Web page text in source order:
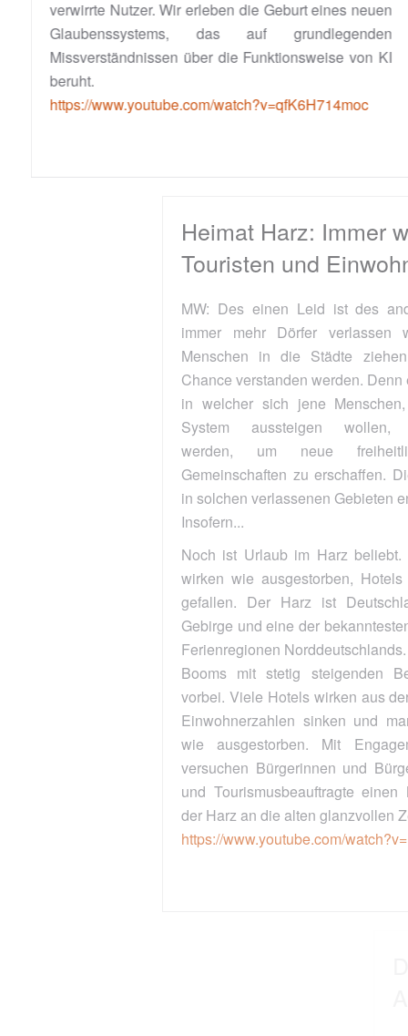
verwirrte Nutzer. Wir erleben die Geburt eines neuen
Glaubenssystems, das auf grundlegenden
Missverständnissen über die Funktionsweise von KI
beruht.
https://www.youtube.com/watch?v=qfK6H714moc
Heimat Harz: Immer weniger
Touristen und Einwohner
MW: Des einen Leid ist des andren Freud! Dass
immer mehr Dörfer verlassen werden, weil die
Menschen in die Städte ziehen, kann auch als
Chance verstanden werden. Denn es kommt die Zeit,
in welcher sich jene Menschen, die aus diesem
System aussteigen wollen, zusammenfinden
werden, um neue freiheitlich organisierte
Gemeinschaften zu erschaffen. Diese können dann
in solchen verlassenen Gebieten entstehen...
Noch ist Urlaub im Harz beliebt. Doch einige Orte
wirken wie ausgestorben, Hotels wie aus der Zeit
gefallen. Der Harz ist Deutschlands nördlichstes
Gebirge und eine der bekanntesten und beliebtesten
Ferienregionen Norddeutschlands. Doch die Zeit des
Booms mit stetig steigenden Besucherzahlen ist
vorbei. Viele Hotels wirken aus der Zeit gefallen, die
Einwohnerzahlen sinken und manche Orte wirken
wie ausgestorben. Mit Engagement und Ideen
versuchen Bürgerinnen und Bürger, Geschäftsleute
und Tourismusbeauftragte einen Neuanfang. Kann
der Harz an die alten glanzvollen Zeiten anknüpfen?
https://www.youtube.com/watch?v=Nip99il2AiM